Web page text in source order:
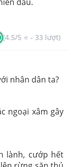
(4.5/5 ⭐ - 33 lượt)
nhân dân ta?
ngoại xâm gây
lành, cướp hết